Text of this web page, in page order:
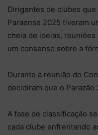
Dirigentes de clubes
Paraense 2025 tiveram
cheia de ideias,
um consenso sobre a
Durante a reunião do
decidiram que o Parazão
A fase de classificação
cada clube enfrentando